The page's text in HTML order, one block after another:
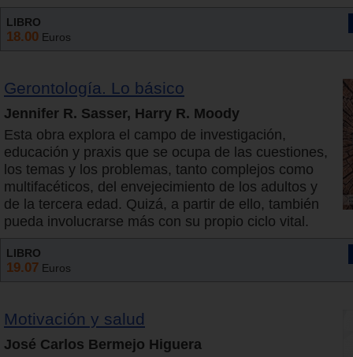
LIBRO
18.00 Euros
Gerontología. Lo básico
Jennifer R. Sasser, Harry R. Moody
Esta obra explora el campo de investigación,
educación y praxis que se ocupa de las cuestiones,
los temas y los problemas, tanto complejos como
multifacéticos, del envejecimiento de los adultos y
de la tercera edad. Quizá, a partir de ello, también
pueda involucrarse más con su propio ciclo vital.
LIBRO
19.07 Euros
Motivación y salud
José Carlos Bermejo Higuera